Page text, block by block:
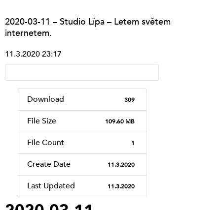
2020-03-11 – Studio Lípa – Letem světem
internetem.
11.3.2020 23:17
Download 309
File Size 109.60 MB
File Count 1
Create Date 11.3.2020
Last Updated 11.3.2020